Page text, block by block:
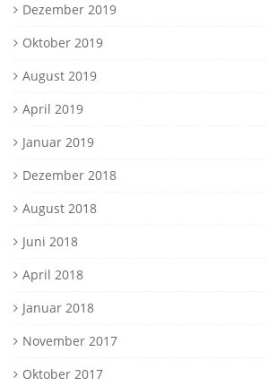
Dezember 2019
Oktober 2019
August 2019
April 2019
Januar 2019
Dezember 2018
August 2018
Juni 2018
April 2018
Januar 2018
November 2017
Oktober 2017